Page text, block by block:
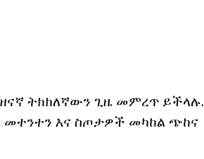
ትክክለኛውን ጊዜ መምረጥ ይችላሉ.
እና ስጦታዎች መካከል ጭከና